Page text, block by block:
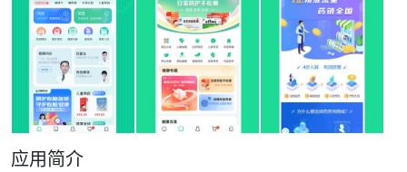
应用简介